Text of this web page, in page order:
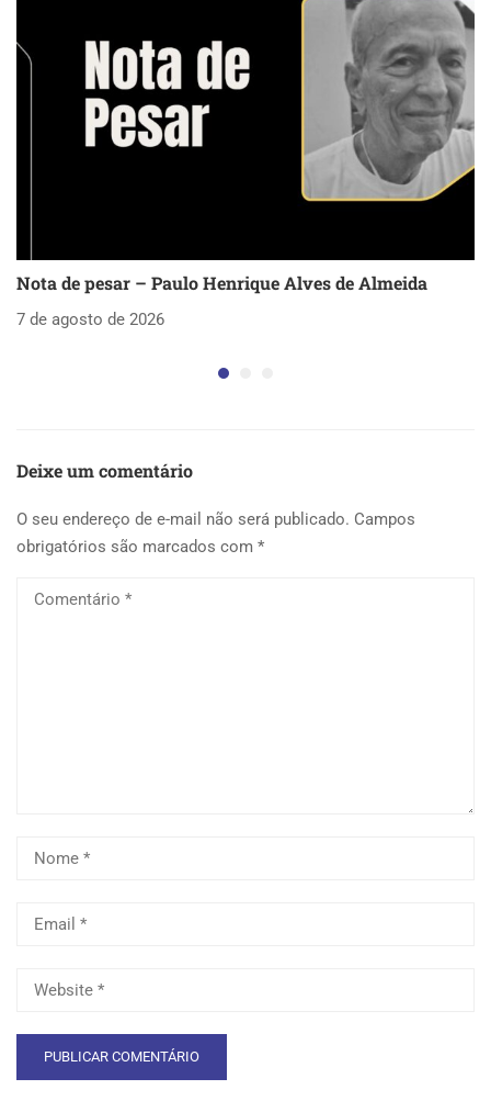
Nota de pesar – Paulo Henrique Alves de Almeida
7 de agosto de 2026
Deixe um comentário
O seu endereço de e-mail não será publicado. Campos
obrigatórios são marcados com *